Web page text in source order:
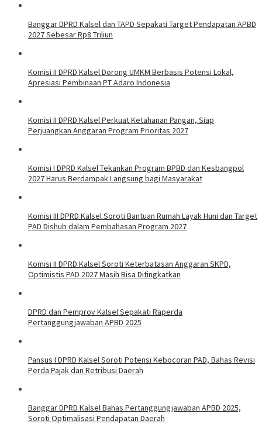
Banggar DPRD Kalsel dan TAPD Sepakati Target Pendapatan APBD
2027 Sebesar Rp8 Triliun
Komisi II DPRD Kalsel Dorong UMKM Berbasis Potensi Lokal,
Apresiasi Pembinaan PT Adaro Indonesia
Komisi II DPRD Kalsel Perkuat Ketahanan Pangan, Siap
Perjuangkan Anggaran Program Prioritas 2027
Komisi I DPRD Kalsel Tekankan Program BPBD dan Kesbangpol
2027 Harus Berdampak Langsung bagi Masyarakat
Komisi III DPRD Kalsel Soroti Bantuan Rumah Layak Huni dan Target
PAD Dishub dalam Pembahasan Program 2027
Komisi II DPRD Kalsel Soroti Keterbatasan Anggaran SKPD,
Optimistis PAD 2027 Masih Bisa Ditingkatkan
DPRD dan Pemprov Kalsel Sepakati Raperda
Pertanggungjawaban APBD 2025
Pansus I DPRD Kalsel Soroti Potensi Kebocoran PAD, Bahas Revisi
Perda Pajak dan Retribusi Daerah
Banggar DPRD Kalsel Bahas Pertanggungjawaban APBD 2025,
Soroti Optimalisasi Pendapatan Daerah